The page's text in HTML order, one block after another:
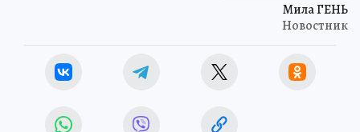
Мила ГЕНЬ
Новостник